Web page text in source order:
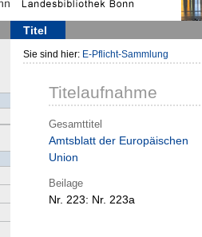
Titel
Sie sind hier: E-Pflicht-Sammlung
Titelaufnahme
Gesamttitel
Amtsblatt der Europäischen
Union
Beilage
Nr. 223: Nr. 223a